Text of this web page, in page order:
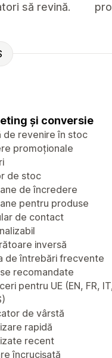
să revină.
și conversie
de revenire în stoc
promoționale
de stoc
de încredere
pentru produse
de contact
inversă
de întrebări frecvente
recomandate
pentru UE (EN, FR,
de vârstă
rapidă
recent
încrucișată